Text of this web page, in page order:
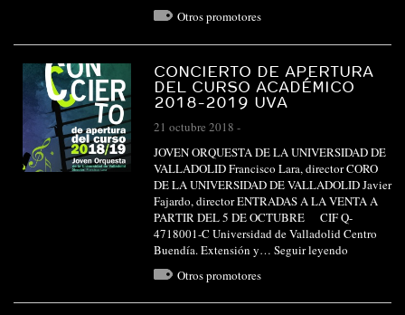
Otros promotores
CONCIERTO DE APERTURA
DEL CURSO ACADÉMICO
2018-2019 UVA
21 octubre 2018 -
JOVEN ORQUESTA DE LA UNIVERSIDAD DE
VALLADOLID Francisco Lara, director CORO
DE LA UNIVERSIDAD DE VALLADOLID Javier
Fajardo, director ENTRADAS A LA VENTA A
PARTIR DEL 5 DE OCTUBRE CIF Q-
4718001-C Universidad de Valladolid Centro
Buendía. Extensión y… Seguir leyendo
Otros promotores